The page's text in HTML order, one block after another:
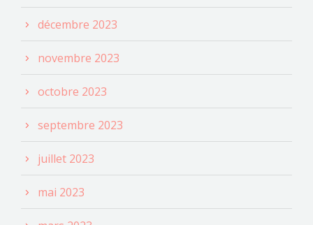
décembre 2023
novembre 2023
octobre 2023
septembre 2023
juillet 2023
mai 2023